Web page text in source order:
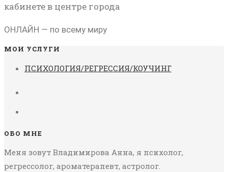
кабинете в центре города
ОНЛАЙН — по всему миру
МОИ УСЛУГИ
ПСИХОЛОГИЯ/РЕГРЕССИЯ/КОУЧИНГ
ОБО МНЕ
Меня зовут Владимирова Анна, я психолог,
регрессолог, ароматерапевт, астролог.